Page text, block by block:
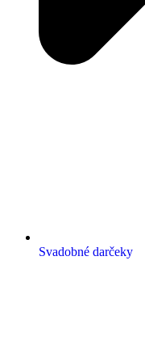
Svadobné darčeky